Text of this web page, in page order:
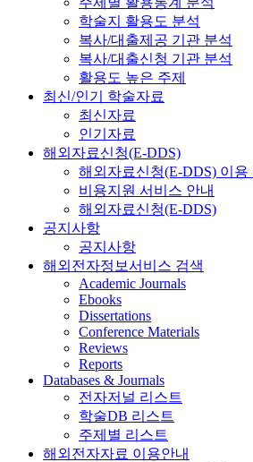
학술지 활용도 분석
복사/대출제공 기관 분석
복사/대출신청 기관 분석
활용도 높은 주제
최신/인기 학술자료
최신자료
인기자료
해외자료신청(E-DDS)
해외자료신청(E-DDS) 이용
비용지원 서비스 안내
해외자료신청(E-DDS)
공지사항
공지사항
해외전자정보서비스 검색
Academic Journals
Ebooks
Dissertations
Conference Materials
Reviews
Reports
Databases & Journals
전자저널 리스트
학술DB 리스트
주제별 리스트
해외전자자료 이용안내